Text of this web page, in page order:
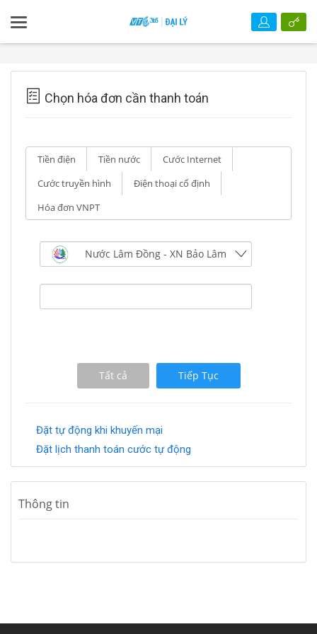
Chọn hóa đơn cần thanh toán
Tiền điện Tiền nước
Cước Internet
Cước truyền hình
Điện thoại cố định
Hóa đơn VNPT
Tất cả Tiếp Tục
Đặt tự động khi khuyến mại
Đặt lịch thanh toán cước tự động
Thông tin